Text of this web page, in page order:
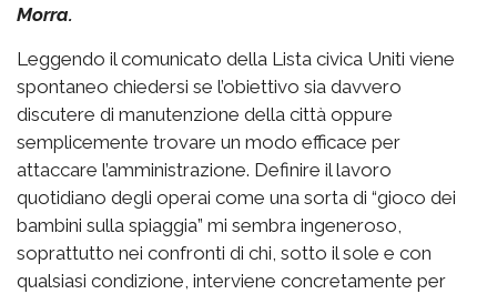
Morra.
Leggendo il comunicato della Lista civica Uniti viene
spontaneo chiedersi se l’obiettivo sia davvero
discutere di manutenzione della città oppure
semplicemente trovare un modo efficace per
attaccare l’amministrazione. Definire il lavoro
quotidiano degli operai come una sorta di “gioco dei
bambini sulla spiaggia” mi sembra ingeneroso,
soprattutto nei confronti di chi, sotto il sole e con
qualsiasi condizione, interviene concretamente per